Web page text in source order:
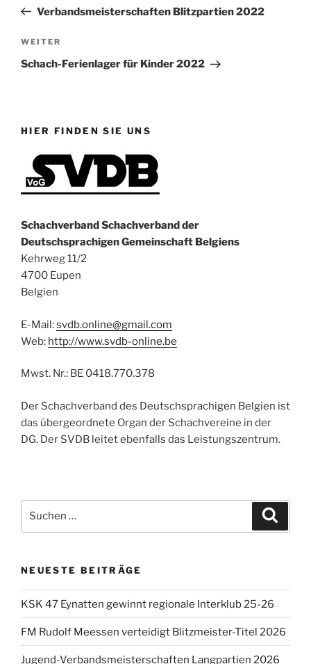
Beitrag
Verbandsmeisterschaften Blitzpartien 2022
Nächster
Beitrag
WEITER
Schach-Ferienlager für Kinder 2022
HIER FINDEN SIE UNS
Schachverband Schachverband der
Deutschsprachigen Gemeinschaft Belgiens
Kehrweg 11/2
4700 Eupen
Belgien
E-Mail:svdb.online@gmail.com
Web: http://www.svdb-online.be
Mwst. Nr.: BE 0418.770.378
Der Schachverband des Deutschsprachigen Belgien ist
das übergeordnete Organ der Schachvereine in der
DG. Der SVDB leitet ebenfalls das Leistungszentrum.
nach:
NEUESTE BEITRÄGE
KSK 47 Eynatten gewinnt regionale Interklub 25-26
FM Rudolf Meessen verteidigt Blitzmeister-Titel 2026
Jugend-Verbandsmeisterschaften Langpartien 2026